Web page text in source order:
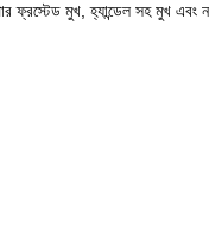
মুখ, হ্যান্ডেল সহ মুখ এবং